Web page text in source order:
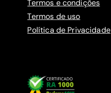
Termos e condições
Termos de uso
Política de Privacidade